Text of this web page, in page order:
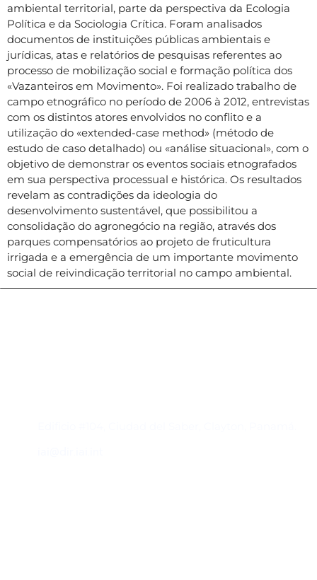
ambiental territorial, parte da perspectiva da Ecologia
Política e da Sociologia Crítica. Foram analisados
documentos de instituições públicas ambientais e
jurídicas, atas e relatórios de pesquisas referentes ao
processo de mobilização social e formação política dos
«Vazanteiros em Movimento». Foi realizado trabalho de
campo etnográfico no período de 2006 à 2012, entrevistas
com os distintos atores envolvidos no conflito e a
utilização do «extended-case method» (método de
estudo de caso detalhado) ou «análise situacional», com o
objetivo de demonstrar os eventos sociais etnografados
em sua perspectiva processual e histórica. Os resultados
revelam as contradições da ideologia do
desenvolvimento sustentável, que possibilitou a
consolidação do agronegócio na região, através dos
parques compensatórios ao projeto de fruticultura
irrigada e a emergência de um importante movimento
social de reivindicação territorial no campo ambiental.